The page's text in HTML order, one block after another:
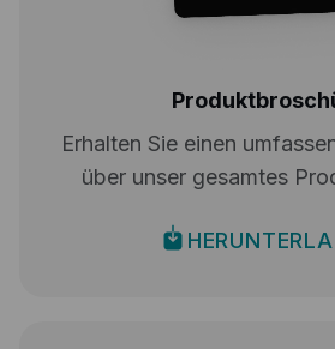
Erhalten Sie einen
über unser gesamtes